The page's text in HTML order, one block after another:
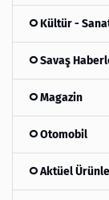
Kültür -
Savaş
Magazin
Otomobil
Aktüel